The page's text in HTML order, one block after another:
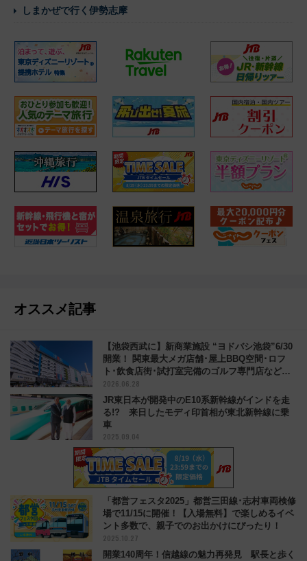
しまかぜで行く伊勢志摩
オススメ記事
【池袋西武に】新商業施設 “ヨドバシ池袋”6/30
開業！ 関東最大メガ店舗･屋上BBQ空間･ロフ
ト･飲食店街･試打室完備のゴルフ専門店などが
駅直結に
2026.06.28
JR東日本が開発中のE10系新幹線がインドを走
る!? 来日したモディ印首相が東北新幹線に乗
車
2025.09.04
「都営フェスタ2025」都営三田線･志村車両検修
場で11/15に開催！【入場無料】で楽しめるイベ
ント多数で、親子でのお出かけにぴったり！
2025.10.27
開業140周年！信越線の魅力再発見 駅長と歩く